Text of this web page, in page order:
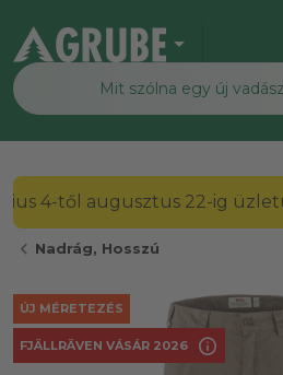
arrow_drop_down
2026. július 4-től augusztus
chevron_left Nadrág, Hosszú
ÚJ MÉRETEZÉS
FJÄLLRÄVEN VÁSÁR 2026 info